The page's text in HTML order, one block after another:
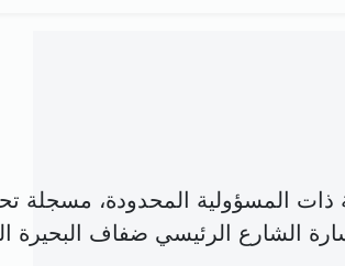
المسؤولية المحدودة، مسجلة
الشارع الرئيسي ضفاف البحيرة